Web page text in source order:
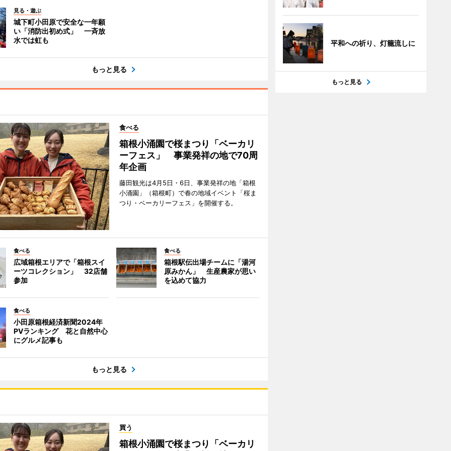
見る・遊ぶ
城下町小田原で安全な一年願
い「消防出初め式」 一斉放
水では虹も
もっと見る
食べる
箱根小涌園で桜まつり「ベーカリ
ーフェス」 事業発祥の地で70周
年企画
藤田観光は4月5日・6日、事業発祥の地「箱根
小涌園」（箱根町）で春の地域イベント「桜ま
つり・ベーカリーフェス」を開催する。
食べる
広域箱根エリアで「箱根スイ
ーツコレクション」 32店舗
参加
食べる
箱根駅伝出場チームに「湯河
原みかん」 生産農家が思い
を込めて協力
食べる
小田原箱根経済新聞2024年
PVランキング 花と自然中心
にグルメ記事も
もっと見る
買う
箱根小涌園で桜まつり「ベーカリ
平和への祈り、灯籠流しに
もっと見る